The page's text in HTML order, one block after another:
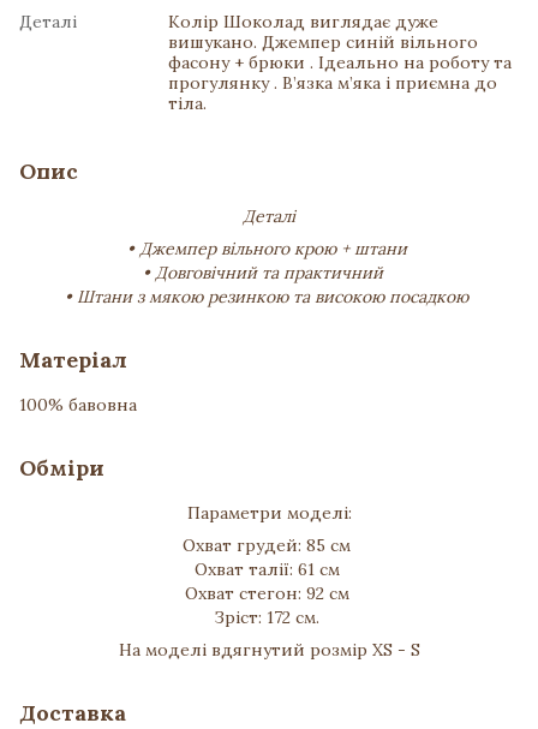
Деталі
Колір Шоколад виглядає дуже
вишукано. Джемпер синій вільного
фасону + брюки . Ідеально на роботу та
прогулянку . В’язка м’яка і приємна до
тіла.
Опис
Деталі
• Джемпер вільного крою + штани
• Довговічний та практичний⁣⁣⠀
• Штани з мякою резинкою та високою посадкою
Матеріал
100% бавовна
Обміри
Параметри моделі:
Охват грудей: 85 см
Охват талії: 61 см
Охват стегон: 92 см
Зріст: 172 см.
На моделі вдягнутий розмір XS - S
Доставка